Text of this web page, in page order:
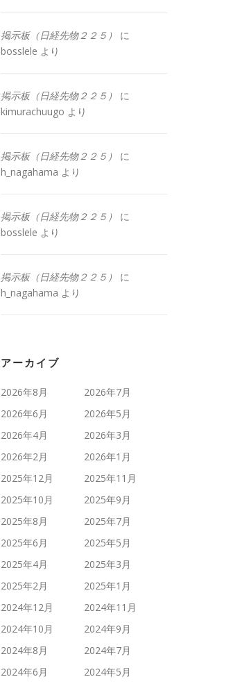
掲示板（日経先物２２５）
に
bosslele より
掲示板（日経先物２２５）
に
kimurachuugo より
掲示板（日経先物２２５）
に
h_nagahama より
掲示板（日経先物２２５）
に
bosslele より
掲示板（日経先物２２５）
に
h_nagahama より
アーカイブ
2026年8月
2026年7月
2026年6月
2026年5月
2026年4月
2026年3月
2026年2月
2026年1月
2025年12月
2025年11月
2025年10月
2025年9月
2025年8月
2025年7月
2025年6月
2025年5月
2025年4月
2025年3月
2025年2月
2025年1月
2024年12月
2024年11月
2024年10月
2024年9月
2024年8月
2024年7月
2024年6月
2024年5月